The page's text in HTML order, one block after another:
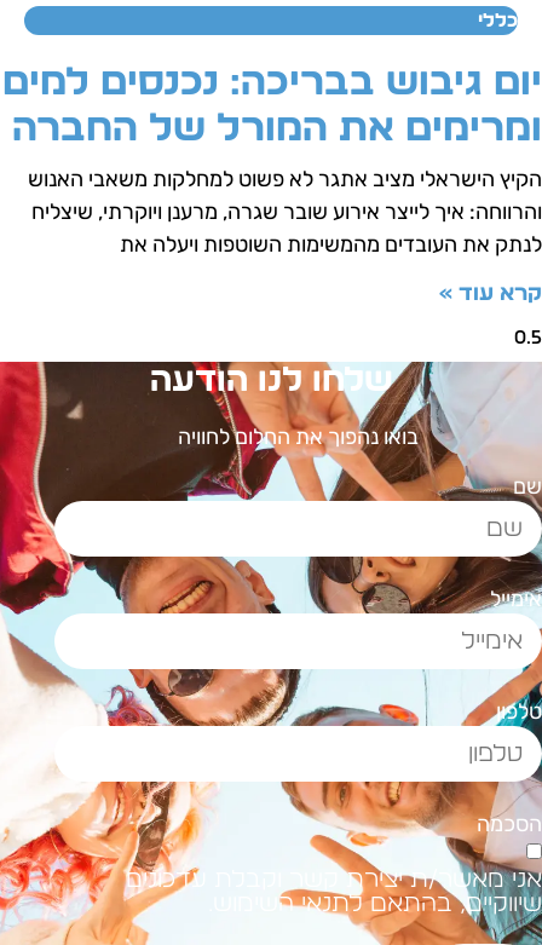
כללי
גיבוש בבריכה: נכנסים למים
את המורל של החברה
הישראלי מציב אתגר לא פשוט למחלקות משאבי האנוש
איך לייצר אירוע שובר שגרה, מרענן ויוקרתי, שיצליח
את העובדים מהמשימות השוטפות ויעלה את
עוד »
שלחו לנו הודעה
בואו נהפוך את החלום לחוויה
מאשר/ת יצירת קשר וקבלת עדכונים
בהתאם לתנאי השימוש.